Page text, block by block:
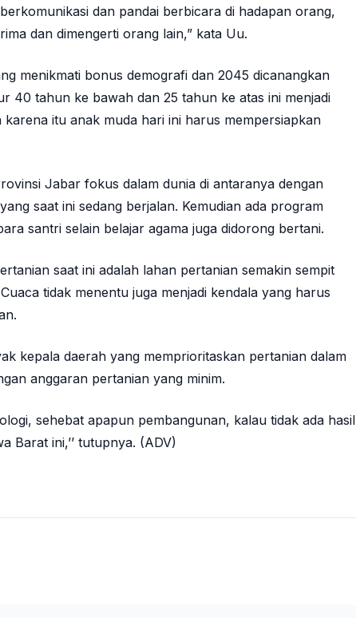
dan pandai berbicara di hadapan orang,
dan dimengerti orang lain,” kata Uu.
menikmati bonus demografi dan 2045 dicanangkan
40 tahun ke bawah dan 25 tahun ke atas ini menjadi
itu anak muda hari ini harus mempersiapkan
Jabar fokus dalam dunia di antaranya dengan
saat ini sedang berjalan. Kemudian ada program
santri selain belajar agama juga didorong bertani.
saat ini adalah lahan pertanian semakin sempit
tidak menentu juga menjadi kendala yang harus
kepala daerah yang memprioritaskan pertanian dalam
anggaran pertanian yang minim.
sehebat apapun pembangunan, kalau tidak ada hasil
Barat ini,’’ tutupnya. (ADV)